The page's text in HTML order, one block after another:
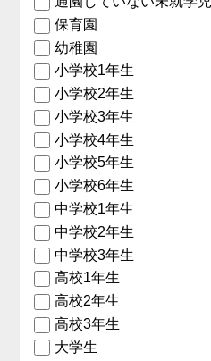
保育園
幼稚園
小学校1年生
小学校2年生
小学校3年生
小学校4年生
小学校5年生
小学校6年生
中学校1年生
中学校2年生
中学校3年生
高校1年生
高校2年生
高校3年生
大学生